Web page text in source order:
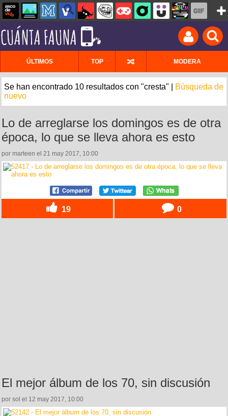
ÚLTIMOS TOP MODERA
Se han encontrado 10 resultados con "cresta" |
Búsqueda de
nuevo
Lo de arreglarse los domingos es de otra
época, lo que se lleva ahora es esto
por marteen el 21 may 2017, 10:00
19 0
El mejor álbum de los 70, sin discusión
por sol el 12 may 2017, 10:00